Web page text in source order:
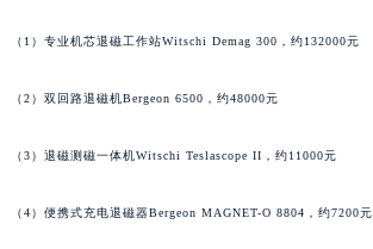
（1）专业机芯退磁工作站Witschi Demag 300，约132000元
（2）双回路退磁机Bergeon 6500，约48000元
（3）退磁测磁一体机Witschi Teslascope II，约11000元
（4）便携式充电退磁器Bergeon MAGNET-O 8804，约7200元